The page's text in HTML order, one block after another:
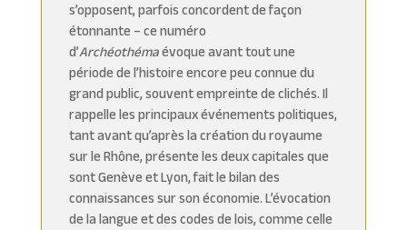
s’opposent, parfois concordent de façon
étonnante – ce numéro
d’Archéothémaévoque avant tout une
période de l’histoire encore peu connue du
grand public, souvent empreinte de clichés. Il
rappelle les principaux événements politiques,
tant avant qu’après la création du royaume
sur le Rhône, présente les deux capitales que
sont Genève et Lyon, fait le bilan des
connaissances sur son économie. L’évocation
de la langue et des codes de lois, comme celle